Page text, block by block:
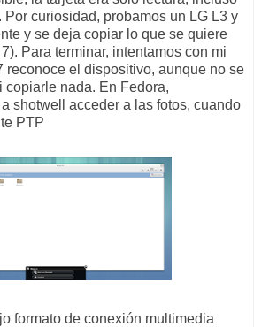
curiosidad, probamos un LG L3 y
y se deja copiar lo que se quiere
Para terminar, intentamos con mi
reconoce el dispositivo, aunque no se
copiarle nada. En Fedora,
shotwell acceder a las fotos, cuando
PTP
formato de conexión multimedia